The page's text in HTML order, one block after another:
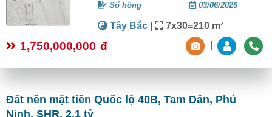
Sổ hồng 03/06/2026
Tây Bắc | 7x30=210 m²
1,750,000,000 đ
Đất nền mặt tiền Quốc lộ 40B, Tam Dân, Phú
Ninh, SHR, 2,1 tỷ